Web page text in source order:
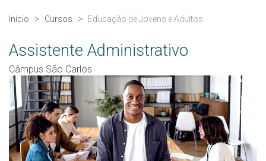
Cursos Técnicos
Graduação
Qualificação Profissional
Pós-graduação
Educação a Distância
Início Cursos Educação de Jovens e Adultos
Assistente Administrativo
Câmpus São Carlos